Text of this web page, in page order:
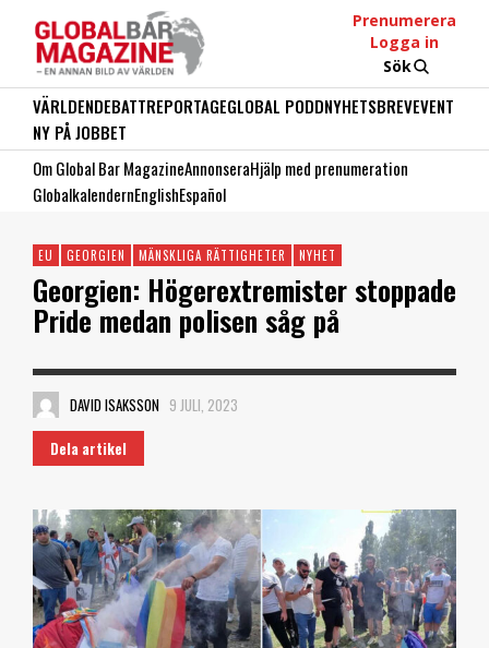
Prenumerera
Logga in
Sök
VÄRLDENDEBATTREPORTAGEGLOBAL PODDNYHETSBREVEVENT
NY PÅ JOBBET
Om Global Bar MagazineAnnonseraHjälp med prenumeration
GlobalkalendernEnglishEspañol
EU GEORGIEN MÄNSKLIGA RÄTTIGHETER NYHET
Georgien: Högerextremister stoppade
Pride medan polisen såg på
DAVID ISAKSSON 9 JULI, 2023
Dela artikel